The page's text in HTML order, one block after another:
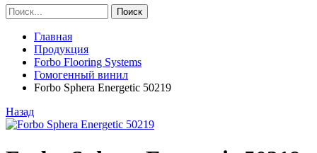
Главная
Продукция
Forbo Flooring Systems
Гомогенный винил
Forbo Sphera Energetic 50219
Назад